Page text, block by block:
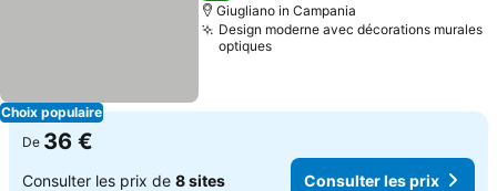
Choix populaire
Giugliano in Campania
Design moderne avec décorations murales
optiques
De 36 €
Consulter les prix de 8 sites Consulter les prix